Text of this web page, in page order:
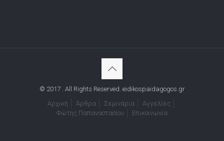
© 2017 . All Rights Reserved. eidikospaidagogos.gr
Αρχική
Άρθρα Σεμινάρια
Αγγελίες
Φώτης Παπαναστασίου
Επικοινωνία